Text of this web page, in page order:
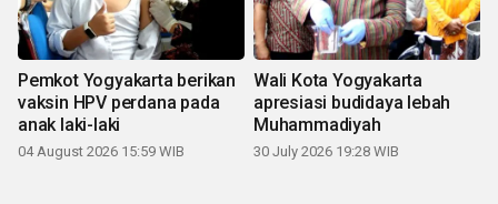
Pemkot Yogyakarta berikan
vaksin HPV perdana pada
anak laki-laki
04 August 2026 15:59 WIB
Wali Kota Yogyakarta
apresiasi budidaya lebah
Muhammadiyah
30 July 2026 19:28 WIB